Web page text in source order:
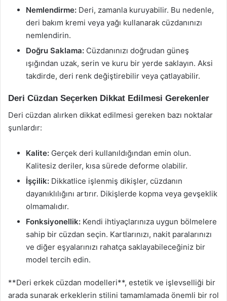
Nemlendirme: Deri, zamanla kuruyabilir. Bu nedenle,
deri bakım kremi veya yağı kullanarak cüzdanınızı
nemlendirin.
Doğru Saklama: Cüzdanınızı doğrudan güneş
ışığından uzak, serin ve kuru bir yerde saklayın. Aksi
takdirde, deri renk değiştirebilir veya çatlayabilir.
Deri Cüzdan Seçerken Dikkat Edilmesi Gerekenler
Deri cüzdan alırken dikkat edilmesi gereken bazı noktalar
şunlardır:
Kalite: Gerçek deri kullanıldığından emin olun.
Kalitesiz deriler, kısa sürede deforme olabilir.
İşçilik: Dikkatlice işlenmiş dikişler, cüzdanın
dayanıklılığını artırır. Dikişlerde kopma veya gevşeklik
olmamalıdır.
Fonksiyonellik: Kendi ihtiyaçlarınıza uygun bölmelere
sahip bir cüzdan seçin. Kartlarınızı, nakit paralarınızı
ve diğer eşyalarınızı rahatça saklayabileceğiniz bir
model tercih edin.
**Deri erkek cüzdan modelleri**, estetik ve işlevselliği bir
arada sunarak erkeklerin stilini tamamlamada önemli bir rol